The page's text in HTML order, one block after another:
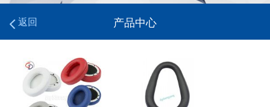
返回 产品中心